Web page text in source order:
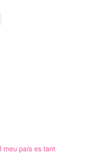
meu país es tant